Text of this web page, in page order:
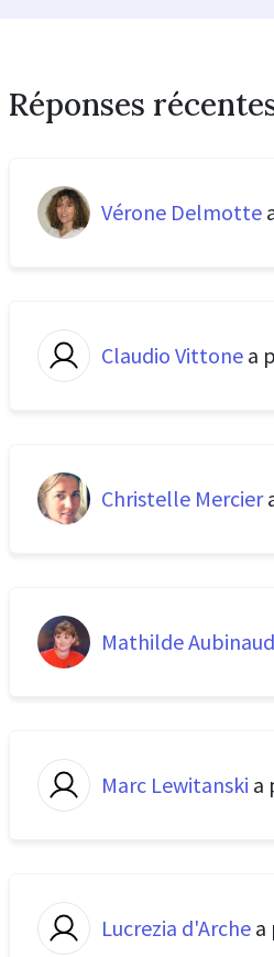
Réponses
Vérone Delmotte
Claudio Vittone a
Christelle Mercier
Mathilde Aubinaud
Marc Lewitanski a
Lucrezia d'Arche a